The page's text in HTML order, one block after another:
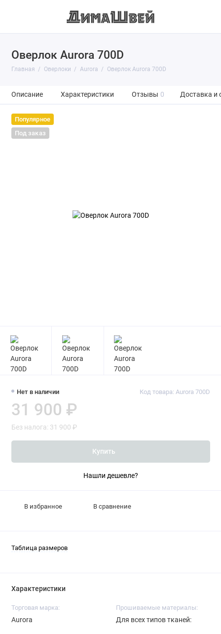
Оверлок Aurora 700D
Главная Оверлоки Aurora Оверлок Aurora 700D
Описание Характеристики Отзывы 0 Доставка и
Популярное
Под заказ
Нет в наличии Код товара: Aurora 700D
31 900 ₽
Без налога: 31 900 ₽
Купить
Нашли дешевле?
В избранное В сравнение
Таблица размеров
Характеристики
Торговая марка:
Aurora
Прошиваемые материалы:
Для всех типов тканей: